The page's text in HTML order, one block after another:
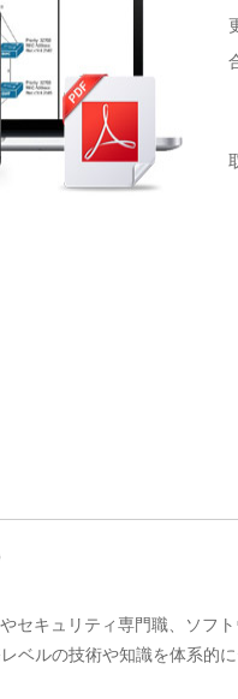
セキュリティ専門職、ソフ
ベルの技術や知識を体系的